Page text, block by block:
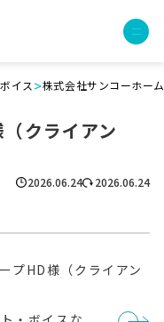
グ
ンチャイズ）
ウン
テム
イス >株式会社サンコーホー
クライアン
2026.06.24 2026.06.24
プHD様（クライアン